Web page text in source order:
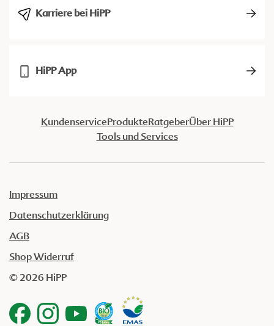
Karriere bei HiPP
HiPP App
KundenserviceProdukteRatgeberÜber HiPP
Tools und Services
Impressum
Datenschutzerklärung
AGB
Shop Widerruf
© 2026 HiPP